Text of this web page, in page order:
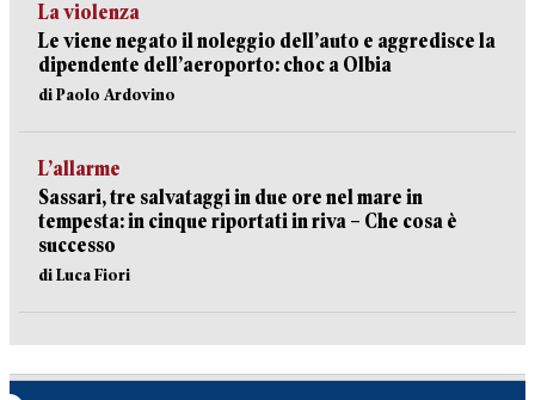
La violenza
Le viene negato il noleggio dell’auto e aggredisce la
dipendente dell’aeroporto: choc a Olbia
di Paolo Ardovino
L’allarme
Sassari, tre salvataggi in due ore nel mare in
tempesta: in cinque riportati in riva – Che cosa è
successo
di Luca Fiori